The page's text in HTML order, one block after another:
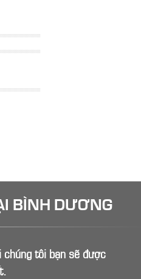
BÌNH DƯƠNG
tôi bạn sẽ được